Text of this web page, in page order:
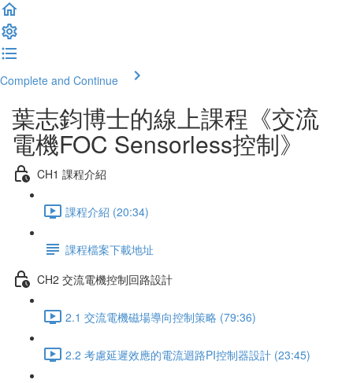
Complete and Continue
葉志鈞博士的線上課程《交流
電機FOC Sensorless控制》
CH1 課程介紹
課程介紹 (20:34)
課程檔案下載地址
CH2 交流電機控制回路設計
2.1 交流電機磁場導向控制策略 (79:36)
2.2 考慮延遲效應的電流迴路PI控制器設計 (23:45)